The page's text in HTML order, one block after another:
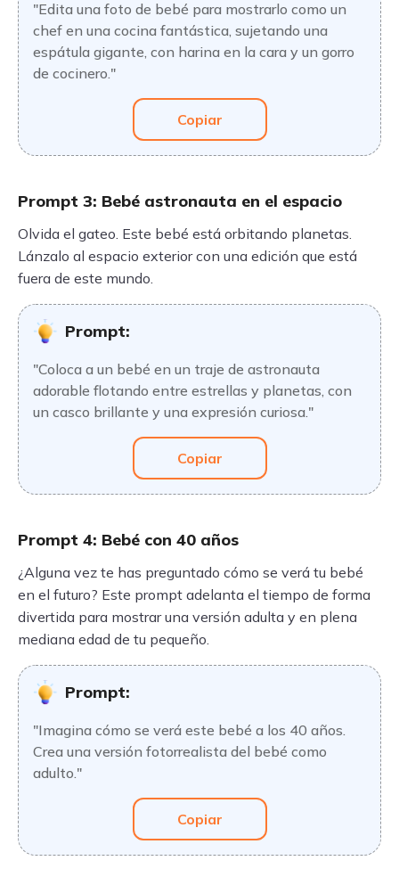
"Edita una foto de bebé para mostrarlo como un
chef en una cocina fantástica, sujetando una
espátula gigante, con harina en la cara y un gorro
de cocinero."
Copiar
Prompt 3: Bebé astronauta en el espacio
Olvida el gateo. Este bebé está orbitando planetas.
Lánzalo al espacio exterior con una edición que está
fuera de este mundo.
Prompt:
"Coloca a un bebé en un traje de astronauta
adorable flotando entre estrellas y planetas, con
un casco brillante y una expresión curiosa."
Copiar
Prompt 4: Bebé con 40 años
¿Alguna vez te has preguntado cómo se verá tu bebé
en el futuro? Este prompt adelanta el tiempo de forma
divertida para mostrar una versión adulta y en plena
mediana edad de tu pequeño.
Prompt:
"Imagina cómo se verá este bebé a los 40 años.
Crea una versión fotorrealista del bebé como
adulto."
Copiar